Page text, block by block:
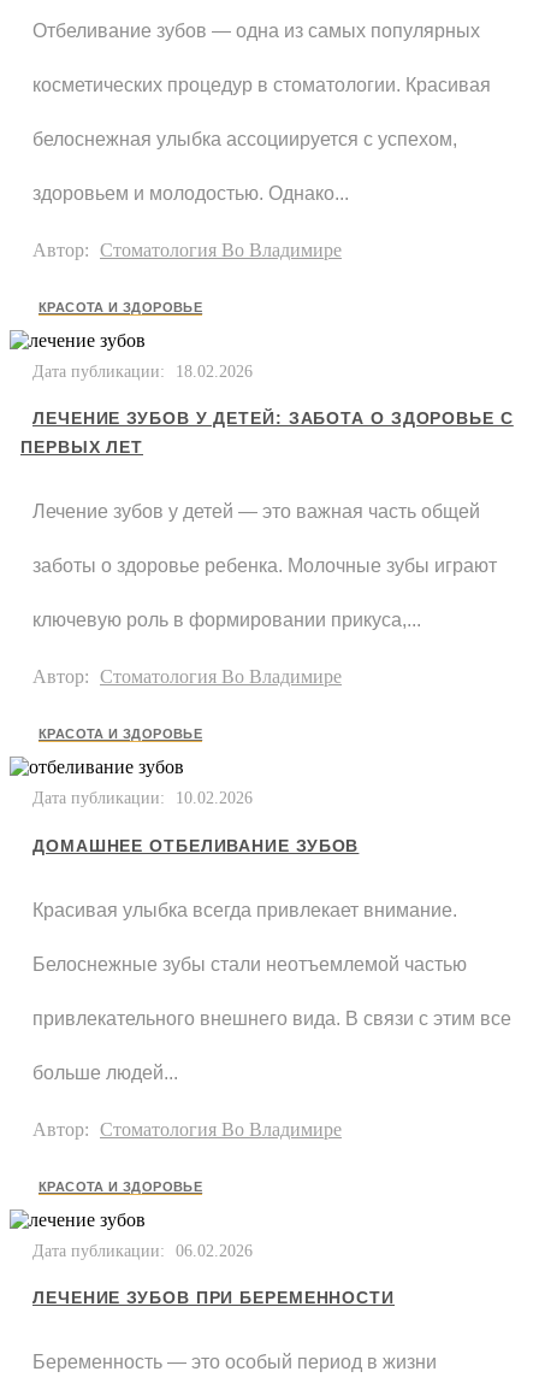
Отбеливание зубов — одна из самых популярных
косметических процедур в стоматологии. Красивая
белоснежная улыбка ассоциируется с успехом,
здоровьем и молодостью. Однако...
Автор: Стоматология Во Владимире
КРАСОТА И ЗДОРОВЬЕ
Дата публикации: 18.02.2026
ЛЕЧЕНИЕ ЗУБОВ У ДЕТЕЙ: ЗАБОТА О ЗДОРОВЬЕ С
ПЕРВЫХ ЛЕТ
Лечение зубов у детей — это важная часть общей
заботы о здоровье ребенка. Молочные зубы играют
ключевую роль в формировании прикуса,...
Автор: Стоматология Во Владимире
КРАСОТА И ЗДОРОВЬЕ
Дата публикации: 10.02.2026
ДОМАШНЕЕ ОТБЕЛИВАНИЕ ЗУБОВ
Красивая улыбка всегда привлекает внимание.
Белоснежные зубы стали неотъемлемой частью
привлекательного внешнего вида. В связи с этим все
больше людей...
Автор: Стоматология Во Владимире
КРАСОТА И ЗДОРОВЬЕ
Дата публикации: 06.02.2026
ЛЕЧЕНИЕ ЗУБОВ ПРИ БЕРЕМЕННОСТИ
Беременность — это особый период в жизни